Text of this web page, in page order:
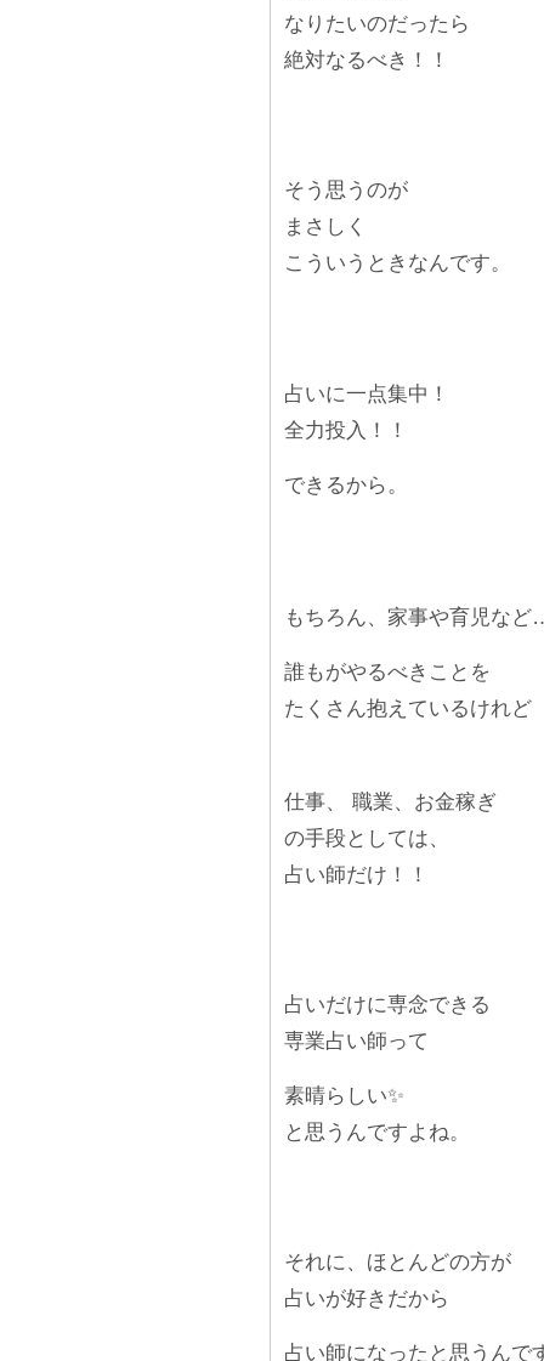
なりたいのだったら
絶対なるべき！！
そう思うのが
まさしく
こういうときなんです。
占いに一点集中！
全力投入！！
できるから。
もちろん、家事や育児な
誰もがやるべきことを
たくさん抱えているけれど
仕事、 職業、お金稼ぎ
の手段としては、
占い師だけ！！
占いだけに専念できる
専業占い師って
素晴らしい✨
と思うんですよね。
それに、ほとんどの方が
占いが好きだから
占い師になったと思うんで